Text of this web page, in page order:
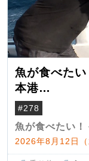
魚が食べた
本港
（クロマグロ
#278
魚が食べたい
2026年8月12日